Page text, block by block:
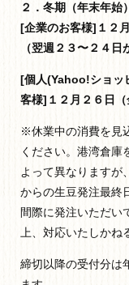
２．冬期（年末年始
[企業のお客様]１２
（翌週２３〜２４日
[個人(Yahoo!ショッ
客様]１２月２６日（
※休業中の消費を見
ください。港湾倉庫
よって異なりますが
からの生豆発注最終
間際に発注いただい
上、対応いたしかね
締切以降の受付分は